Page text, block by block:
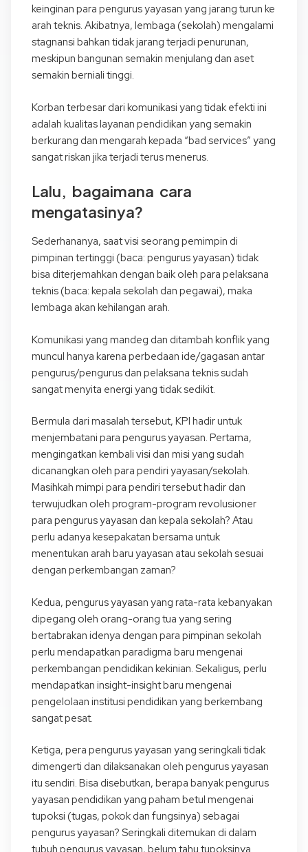
keinginan para pengurus yayasan yang jarang turun ke
arah teknis. Akibatnya, lembaga (sekolah) mengalami
stagnansi bahkan tidak jarang terjadi penurunan,
meskipun bangunan semakin menjulang dan aset
semakin berniali tinggi.
Korban terbesar dari komunikasi yang tidak efekti ini
adalah kualitas layanan pendidikan yang semakin
berkurang dan mengarah kepada “bad services” yang
sangat riskan jika terjadi terus menerus.
Lalu, bagaimana cara
mengatasinya?
Sederhananya, saat visi seorang pemimpin di
pimpinan tertinggi (baca: pengurus yayasan) tidak
bisa diterjemahkan dengan baik oleh para pelaksana
teknis (baca: kepala sekolah dan pegawai), maka
lembaga akan kehilangan arah.
Komunikasi yang mandeg dan ditambah konflik yang
muncul hanya karena perbedaan ide/gagasan antar
pengurus/pengurus dan pelaksana teknis sudah
sangat menyita energi yang tidak sedikit.
Bermula dari masalah tersebut, KPI hadir untuk
menjembatani para pengurus yayasan. Pertama,
mengingatkan kembali visi dan misi yang sudah
dicanangkan oleh para pendiri yayasan/sekolah.
Masihkah mimpi para pendiri tersebut hadir dan
terwujudkan oleh program-program revolusioner
para pengurus yayasan dan kepala sekolah? Atau
perlu adanya kesepakatan bersama untuk
menentukan arah baru yayasan atau sekolah sesuai
dengan perkembangan zaman?
Kedua, pengurus yayasan yang rata-rata kebanyakan
dipegang oleh orang-orang tua yang sering
bertabrakan idenya dengan para pimpinan sekolah
perlu mendapatkan paradigma baru mengenai
perkembangan pendidikan kekinian. Sekaligus, perlu
mendapatkan insight-insight baru mengenai
pengelolaan institusi pendidikan yang berkembang
sangat pesat.
Ketiga, pera pengurus yayasan yang seringkali tidak
dimengerti dan dilaksanakan oleh pengurus yayasan
itu sendiri. Bisa disebutkan, berapa banyak pengurus
yayasan pendidikan yang paham betul mengenai
tupoksi (tugas, pokok dan fungsinya) sebagai
pengurus yayasan? Seringkali ditemukan di dalam
tubuh pengurus yayasan, belum tahu tupoksinya